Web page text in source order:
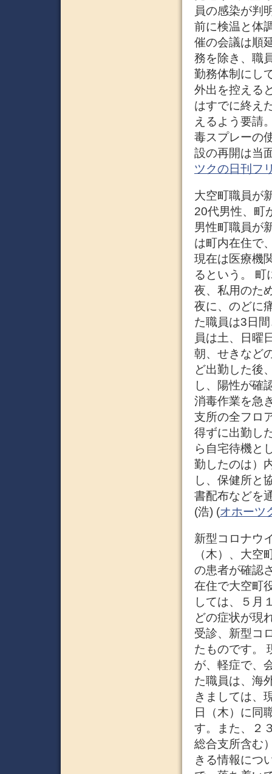
員の感染が判
前に検温と体
催の会議は順
務を除き、職
勤務体制にし
外出を控える
はすでに終え
えるよう要請
毒スプレーの
設の再開は当
ツクの日刊フ
大空町職員が
20代男性、町
男性町職員が
は町内在住で
現在は医療機
るという。 町
夜、私用のた
夜に、のどに
た職員は3日
員は土、日曜
朝、せきなど
ど出勤した後
し、陽性が確
消毒作業を急
支所の全フロ
得ずに出勤し
ら自宅待機と
勤したのは）
し、保健所と
書配布などを
(浩) (オホーツ
新型コロナウ
（木）、大
の患者が確認
在住で大空町
しては、５月
どの症状が現
受診、新型コ
たものです。
が、軽症で、
た職員は、海
きましては、
日（木）に同
す。また、２
総合支所含む
きる情報につ